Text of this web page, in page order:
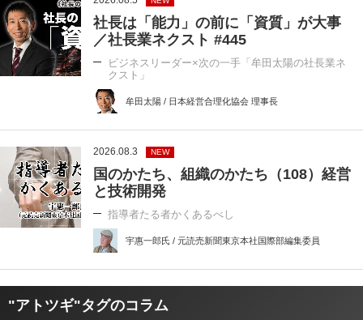
社長は「能力」の前に「資質」が大事
／社長業ネクスト #445
ビジネスリーダー×次の一手「牟田太陽の社長業ネ
クスト」
牟田太陽 / 日本経営合理化協会 理事長
2026.08.3 NEW
国のかたち、組織のかたち（108）経営
と技術開発
指導者たる者かくあるべし
宇惠一郎氏 / 元読売新聞東京本社国際部編集委員
"アトツギ"タグのコラム